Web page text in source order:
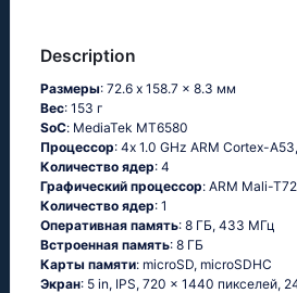
Description
Размеры: 72.6 x 158.7 x 8.3 мм
Вес: 153 г
SoC: МеdiаТеk МТ6580
Процессор: 4х 1.0 GНz АRМ Соrtех-
Количество ядер: 4
Графический процессор: ARM Mali-
Количество ядер: 1
Оперативная память: 8 ГБ, 433 МГц
Встроенная память: 8 ГБ
Карты памяти: microSD, microSDHC
Экран: 5 in, IPS, 720 x 1440 пикселей,